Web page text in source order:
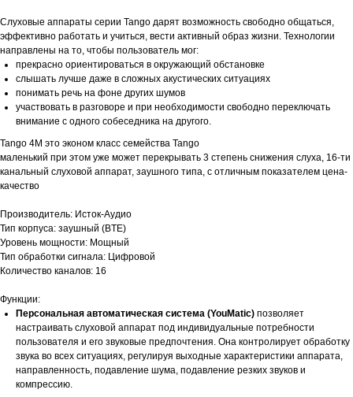
Слуховые аппараты серии Tango дарят возможность свободно общаться,
эффективно работать и учиться, вести активный образ жизни. Технологии
направлены на то, чтобы пользователь мог:
прекрасно ориентироваться в окружающий обстановке
слышать лучше даже в сложных акустических ситуациях
понимать речь на фоне других шумов
участвовать в разговоре и при необходимости свободно переключать
внимание с одного собеседника на другого.
Tango 4М это эконом класс семейства Tango
маленький при этом уже может перекрывать 3 степень снижения слуха, 16-ти
канальный слуховой аппарат, заушного типа, с отличным показателем цена-
качество
Производитель: Исток-Аудио
Тип корпуса: заушный (BTE)
Уровень мощности: Мощный
Тип обработки сигнала: Цифровой
Количество каналов: 16
Функции:
Персональная автоматическая система (YouMatic) позволяет
настраивать слуховой аппарат под индивидуальные потребности
пользователя и его звуковые предпочтения. Она контролирует обработку
звука во всех ситуациях, регулируя выходные характеристики аппарата,
направленность, подавление шума, подавление резких звуков и
компрессию.